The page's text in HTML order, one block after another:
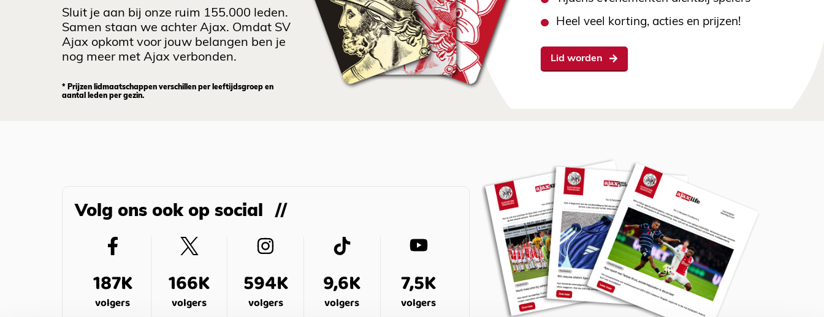
Sluit je aan bij onze ruim 155.000 leden.
Samen staan we achter Ajax. Omdat SV
Ajax opkomt voor jouw belangen ben je
nog meer met Ajax verbonden.
* Prijzen lidmaatschappen verschillen per leeftijdsgroep en
aantal leden per gezin.
Heel veel korting, acties en prijzen!
Lid worden
Volg ons ook op social
187K
volgers
166K
volgers
594K
volgers
9,6K
volgers
7,5K
volgers